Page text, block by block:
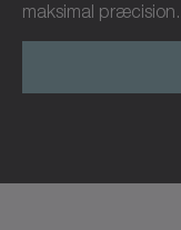
maksimal præcision.